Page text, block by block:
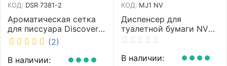
КОД: DSR 7381-2
Ароматическая сетка
для писсуара Discover
аромат Queen DSR
7381-2
(2)
В наличии:
КОД: MJ1 NV
Диспенсер для
туалетной бумаги NV
белый MJ1 NV
В наличии: